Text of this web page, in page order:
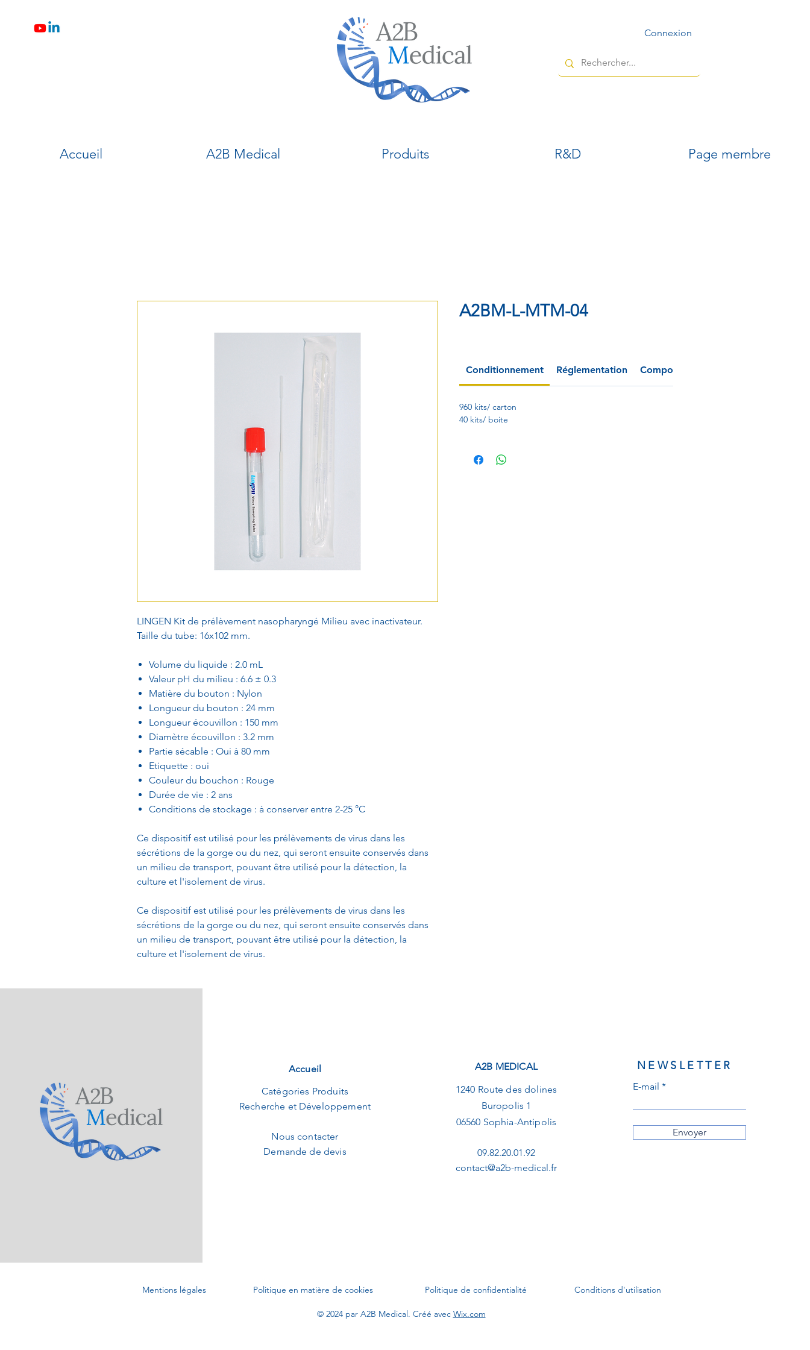
Connexion
Accueil A2B Medical Produits R&D Page membre
LINGEN Kit de prélèvement nasopharyngé Milieu avec inactivateur.
Taille du tube: 16x102 mm.
Volume du liquide : 2.0 mL
Valeur pH du milieu : 6.6 ± 0.3
Matière du bouton : Nylon
Longueur du bouton : 24 mm
Longueur écouvillon : 150 mm
Diamètre écouvillon : 3.2 mm
Partie sécable : Oui à 80 mm
Etiquette : oui
Couleur du bouchon : Rouge
Durée de vie : 2 ans
Conditions de stockage : à conserver entre 2-25 °C
Ce dispositif est utilisé pour les prélèvements de virus dans les
sécrétions de la gorge ou du nez, qui seront ensuite conservés dans
un milieu de transport, pouvant être utilisé pour la détection, la
culture et l'isolement de virus.
Ce dispositif est utilisé pour les prélèvements de virus dans les
sécrétions de la gorge ou du nez, qui seront ensuite conservés dans
un milieu de transport, pouvant être utilisé pour la détection, la
culture et l'isolement de virus.
A2BM-L-MTM-04
Conditionnement Réglementation Composition
960 kits/ carton
40 kits/ boite
Accueil
Catégories Produits
Recherche et Développement
Nous contacter
Demande de devis
A2B MEDICAL
1240 Route des dolines
Buropolis 1
06560 Sophia-Antipolis
09.82.20.01.92
contact@a2b-medical.fr
NEWSLETTER
E-mail
Envoyer
Mentions légales Politique en matière de cookies Politique de confidentialité Conditions d'utilisation
© 2024 par A2B Medical. Créé avec Wix.com